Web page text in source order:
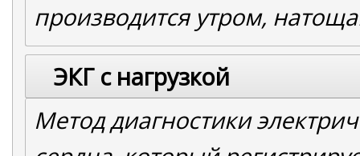
производится утром,
ЭКГ с нагрузкой
Метод диагностики